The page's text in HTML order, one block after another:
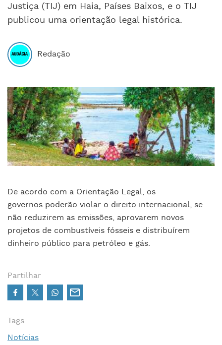
Justiça (TIJ) em Haia, Países Baixos, e o TIJ
publicou uma orientação legal histórica.
Redação
De acordo com a Orientação Legal, os
governos poderão violar o direito internacional, se
não reduzirem as emissões, aprovarem novos
projetos de combustíveis fósseis e distribuírem
dinheiro público para petróleo e gás.
Partilhar
Tags
Notícias